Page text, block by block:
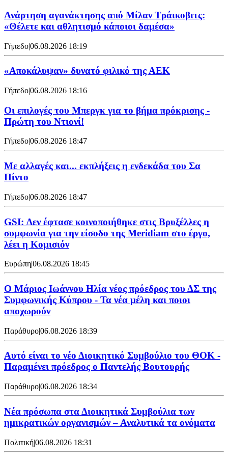
Ανάρτηση αγανάκτησης από Μίλαν Τράικοβιτς:
«Θέλετε και αθλητισμό κάποιοι δαμέσα»
Γήπεδο|06.08.2026 18:19
«Αποκάλυψαν» δυνατό φιλικό της ΑΕΚ
Γήπεδο|06.08.2026 18:16
Οι επιλογές του Μπεργκ για το βήμα πρόκρισης -
Πρώτη του Ντιονί!
Γήπεδο|06.08.2026 18:47
Με αλλαγές και... εκπλήξεις η ενδεκάδα του Σα
Πίντο
Γήπεδο|06.08.2026 18:47
GSI: Δεν έφτασε κοινοποιήθηκε στις Βρυξέλλες η
συμφωνία για την είσοδο της Meridiam στο έργο,
λέει η Κομισιόν
Ευρώπη|06.08.2026 18:45
Ο Μάριος Ιωάννου Ηλία νέος πρόεδρος του ΔΣ της
Συμφωνικής Κύπρου - Τα νέα μέλη και ποιοι
αποχωρούν
Παράθυρο|06.08.2026 18:39
Αυτό είναι το νέο Διοικητικό Συμβούλιο του ΘΟΚ -
Παραμένει πρόεδρος ο Παντελής Βουτουρής
Παράθυρο|06.08.2026 18:34
Νέα πρόσωπα στα Διοικητικά Συμβούλια των
ημικρατικών οργανισμών – Αναλυτικά τα ονόματα
Πολιτική|06.08.2026 18:31